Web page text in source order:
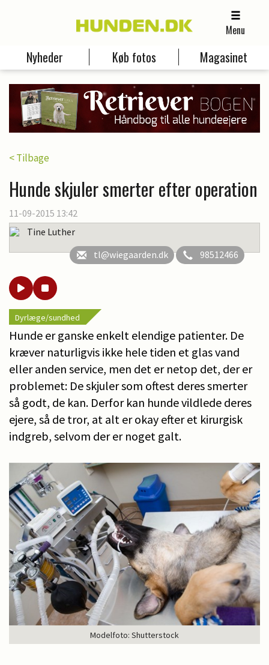
Menu
Nyheder Køb fotos Magasinet
< Tilbage
Hunde skjuler smerter efter operation
11-09-2015 13:42
Tine Luther
tl@wiegaarden.dk
98512466
Dyrlæge/sundhed
Hunde er ganske enkelt elendige patienter. De
kræver naturligvis ikke hele tiden et glas vand
eller anden service, men det er netop det, der er
problemet: De skjuler som oftest deres smerter
så godt, de kan. Derfor kan hunde vildlede deres
ejere, så de tror, at alt er okay efter et kirurgisk
indgreb, selvom der er noget galt.
Modelfoto: Shutterstock